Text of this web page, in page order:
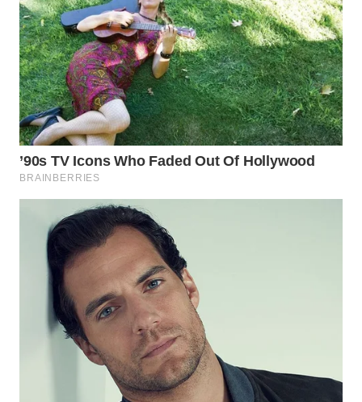
WN
SAMOSIR
WN
PADANG
LAWAS
WN
SUMEDANG
CIANJUR
WN
SERIBU
WN
TANGERANG